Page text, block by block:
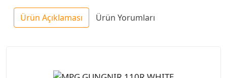
Ürün Açıklaması Ürün Yorumları